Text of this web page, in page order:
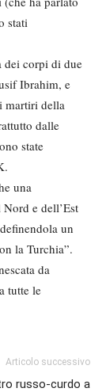
stati
dei corpi di due
Ibrahim, e
martiri della
dalle
state
una
e dell’Est
un
la Turchia”.
da
tutte le
Articolo successivo
russo-curdo a